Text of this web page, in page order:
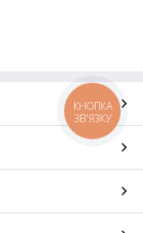
КНОПКА
ЗВ'ЯЗКУ